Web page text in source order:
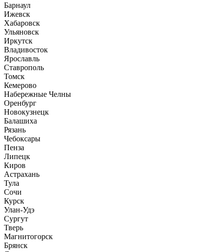
Барнаул
Ижевск
Хабаровск
Ульяновск
Иркутск
Владивосток
Ярославль
Ставрополь
Томск
Кемерово
Набережные Челны
Оренбург
Новокузнецк
Балашиха
Рязань
Чебоксары
Пенза
Липецк
Киров
Астрахань
Тула
Сочи
Курск
Улан-Удэ
Сургут
Тверь
Магнитогорск
Брянск